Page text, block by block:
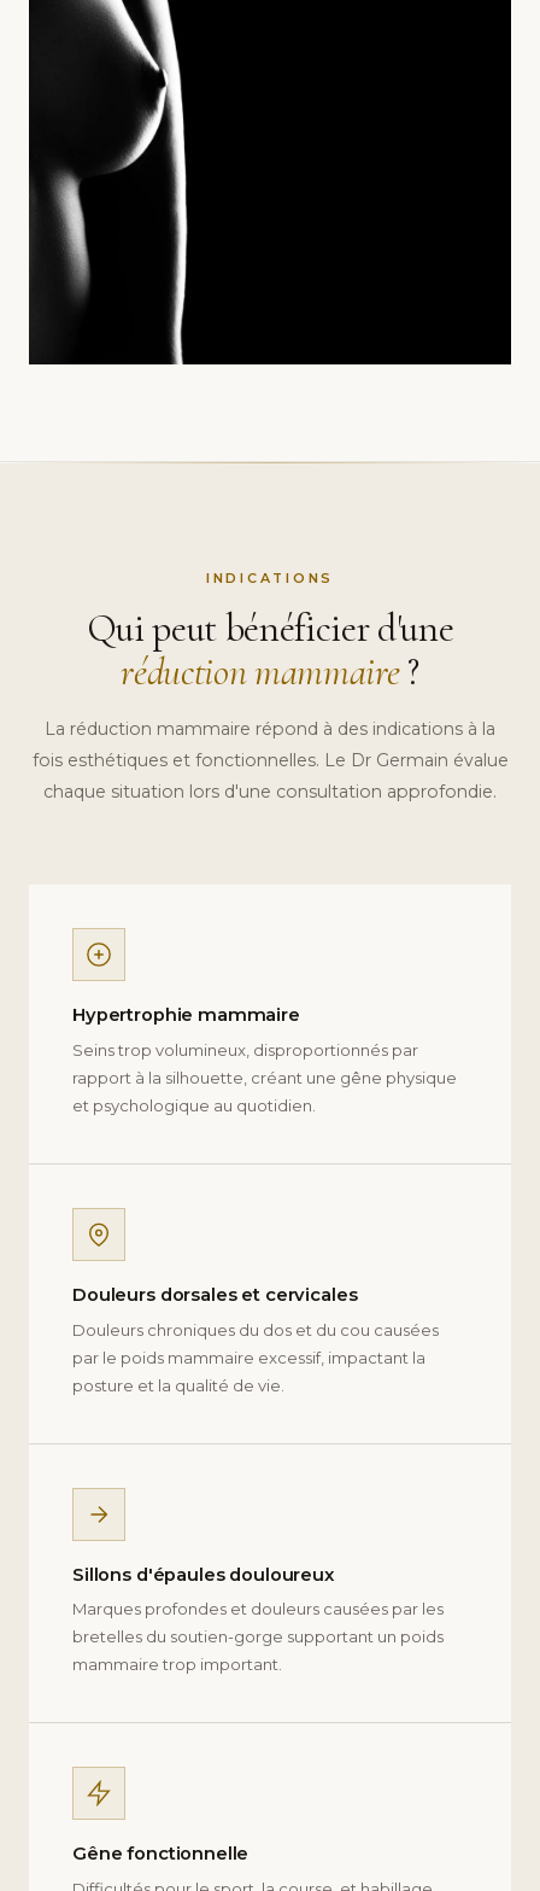
INDICATIONS
Qui peut bénéficier d'une
réduction mammaire?
La réduction mammaire répond à des indications à la
fois esthétiques et fonctionnelles. Le Dr Germain évalue
chaque situation lors d'une consultation approfondie.
Hypertrophie mammaire
Seins trop volumineux, disproportionnés par
rapport à la silhouette, créant une gêne physique
et psychologique au quotidien.
Douleurs dorsales et cervicales
Douleurs chroniques du dos et du cou causées
par le poids mammaire excessif, impactant la
posture et la qualité de vie.
Sillons d'épaules douloureux
Marques profondes et douleurs causées par les
bretelles du soutien-gorge supportant un poids
mammaire trop important.
Gêne fonctionnelle